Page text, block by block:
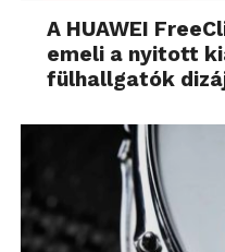
A HUAWEI
emeli a nyitott
fülhallgatók